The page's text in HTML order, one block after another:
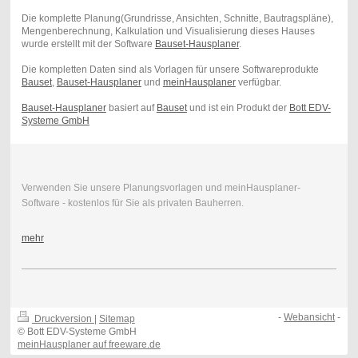
Die komplette Planung(Grundrisse, Ansichten, Schnitte, Bautragspläne),
Mengenberechnung, Kalkulation und Visualisierung dieses Hauses
wurde erstellt mit der Software Bauset-Hausplaner.
Die kompletten Daten sind als Vorlagen für unsere Softwareprodukte
Bauset, Bauset-Hausplanerund meinHausplanerverfügbar.
Bauset-Hausplanerbasiert auf Bausetund ist ein Produkt der Bott EDV-
Systeme GmbH
Verwenden Sie unsere Planungsvorlagen und meinHausplaner-
Software - kostenlos für Sie als privaten Bauherren.
mehr
Druckversion
Sitemap
© Bott EDV-Systeme GmbH
meinHausplaner auf freeware.de
-Webansicht-